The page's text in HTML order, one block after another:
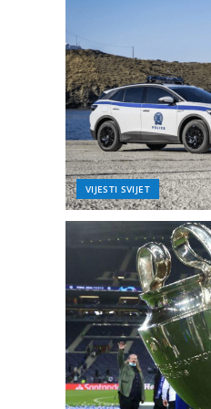
Iznosit
učešća
MUP-u
VIJESTI BIH
po
VIJESTI SVIJET